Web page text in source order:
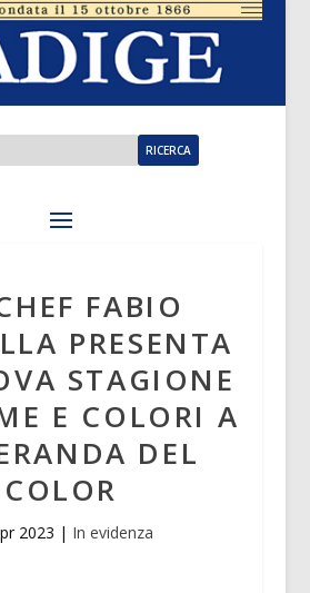
FABIO
PRESENTA
STAGIONE
E COLORI A
DEL
COLOR
2023 | In evidenza